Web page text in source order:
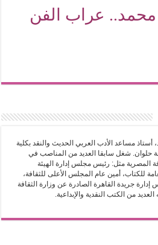
محمد.. عراب الفن
أستاذ مساعد الأدب العربي الحديث والنقد بكلية
حلوان. شغل سابقا العديد من المناصب في
المصرية مثل: رئيس مجلس إدارة الهيئة
للكتاب، أمين عام المجلس الأعلى للثقافة،
جريدة القاهرة الصادرة عن وزارة الثقافة
من الكتب النقدية والإبداعية.